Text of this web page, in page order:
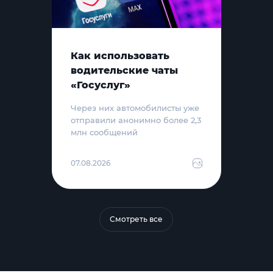
Как использовать
водительские чаты
«Госуслуг»
Через них автомобилисты уже
отправили анонимно более 2,3
млн сообщений
07.08.2026
Смотреть все